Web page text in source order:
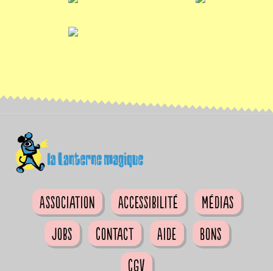
Association Accessibilité
Médias
Jobs
Contact Aide
Bons
CGV